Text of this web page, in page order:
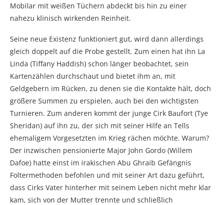
Mobilar mit weißen Tüchern abdeckt bis hin zu einer
nahezu klinisch wirkenden Reinheit.
Seine neue Existenz funktioniert gut, wird dann allerdings
gleich doppelt auf die Probe gestellt. Zum einen hat ihn La
Linda (Tiffany Haddish) schon länger beobachtet, sein
Kartenzählen durchschaut und bietet ihm an, mit
Geldgebern im Rücken, zu denen sie die Kontakte hält, doch
größere Summen zu erspielen, auch bei den wichtigsten
Turnieren. Zum anderen kommt der junge Cirk Baufort (Tye
Sheridan) auf ihn zu, der sich mit seiner Hilfe an Tells
ehemaligem Vorgesetzten im Krieg rächen möchte. Warum?
Der inzwischen pensionierte Major John Gordo (Willem
Dafoe) hatte einst im irakischen Abu Ghraib Gefängnis
Foltermethoden befohlen und mit seiner Art dazu geführt,
dass Cirks Vater hinterher mit seinem Leben nicht mehr klar
kam, sich von der Mutter trennte und schließlich